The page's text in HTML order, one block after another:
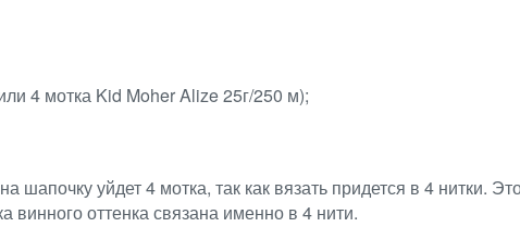
4 мотка Kid Moher Alize 25г/250 м);
шапочку уйдет 4 мотка, так как вязать придется в 4 нитки.
оттенка связана именно в 4 нити.